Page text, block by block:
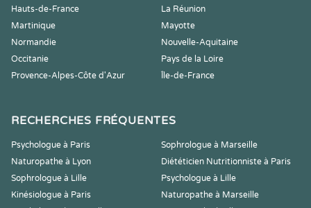
Hauts-de-France
La Réunion
Martinique
Mayotte
Normandie
Nouvelle-Aquitaine
Occitanie
Pays de la Loire
Provence-Alpes-Côte d'Azur
Île-de-France
RECHERCHES FRÉQUENTES
Psychologue à Paris
Sophrologue à Marseille
Naturopathe à Lyon
Diététicien Nutritionniste à Paris
Sophrologue à Lille
Psychologue à Lille
Kinésiologue à Paris
Naturopathe à Marseille